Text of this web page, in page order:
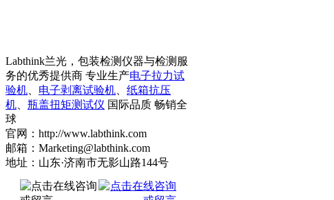
Labthink兰光，包装检测仪器与检测服
务的优秀提供商 专业生产电子拉力试
验机
电子剥离试验机
纸箱抗压
机
瓶盖扭矩测试仪 国际品质 畅销全
球
官网：http://www.labthink.com
邮箱：Marketing@labthink.com
地址：山东·济南市无影山路144号